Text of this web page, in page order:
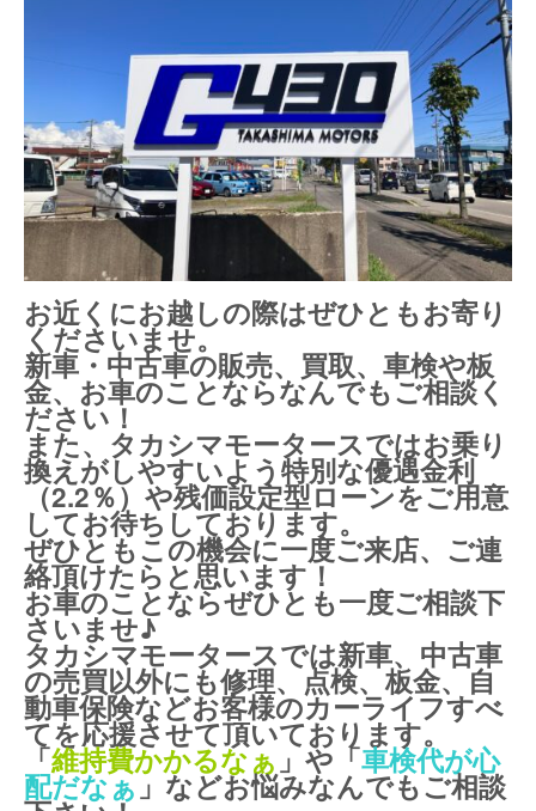
お近くにお越しの際はぜひともお寄り
くださいませ。
新車・中古車の販売、買取、車検や板
金、お車のことならなんでもご相談く
ださい！
また、タカシマモータースではお乗り
換えがしやすいよう特別な優遇金利
（2.2％）や残価設定型ローンをご用意
してお待ちしております。
ぜひともこの機会に一度ご来店、ご連
絡頂けたらと思います！
お車のことならぜひとも一度ご相談下
さいませ♪
タカシマモータースでは新車、中古車
の売買以外にも修理、点検、板金、自
動車保険などお客様のカーライフすべ
てを応援させて頂いております。
「維持費かかるなぁ」や「車検代が心
配だなぁ」などお悩みなんでもご相談